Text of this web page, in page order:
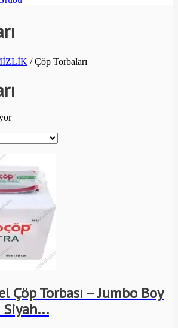
/ Çöp Torbaları
Çöp Torbası – Jumbo Boy
Siyah...